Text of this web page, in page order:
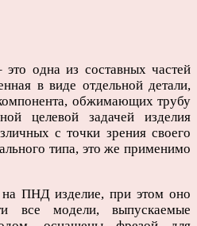
одна из составных частей
в виде отдельной детали,
обжимающих трубу
целевой задачей изделия
с точки зрения своего
типа, это же применимо
на ПНД изделие, при этом оно
все модели, выпускаемые